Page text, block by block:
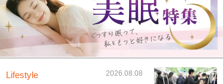
Lifestyle 2026.08.08